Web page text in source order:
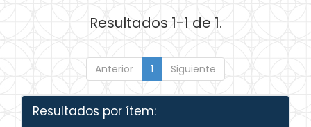
Resultados 1-1 de 1.
Anterior 1 Siguiente
Resultados por ítem: